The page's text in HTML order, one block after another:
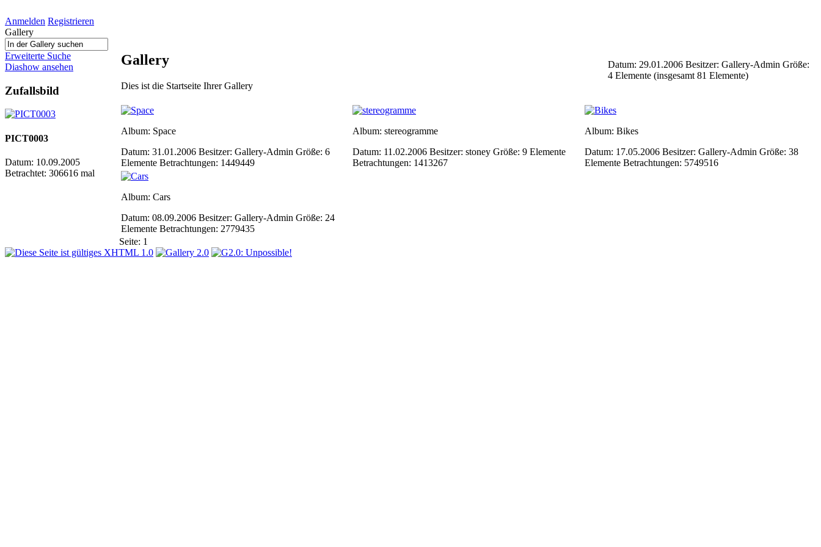
Anmelden Registrieren
Gallery
Erweiterte Suche
Diashow ansehen
Zufallsbild
PICT0003
Datum: 10.09.2005
Betrachtet: 306616 mal
Gallery
Dies ist die Startseite Ihrer Gallery
Datum: 29.01.2006 Besitzer: Gallery-Admin Größe:
4 Elemente (insgesamt 81 Elemente)
Album: Space
Datum: 31.01.2006 Besitzer: Gallery-Admin Größe: 6
Elemente Betrachtungen: 1449449
Album: stereogramme
Datum: 11.02.2006 Besitzer: stoney Größe: 9 Elemente
Betrachtungen: 1413267
Album: Bikes
Datum: 17.05.2006 Besitzer: Gallery-Admin Größe: 38
Elemente Betrachtungen: 5749516
Album: Cars
Datum: 08.09.2006 Besitzer: Gallery-Admin Größe: 24
Elemente Betrachtungen: 2779435
Seite: 1